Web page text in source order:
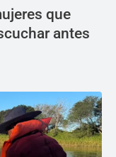
que
antes